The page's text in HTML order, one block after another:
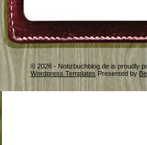
© 2026 - Notizbuchblog.de is proudly
Wordpress Templates Presented by